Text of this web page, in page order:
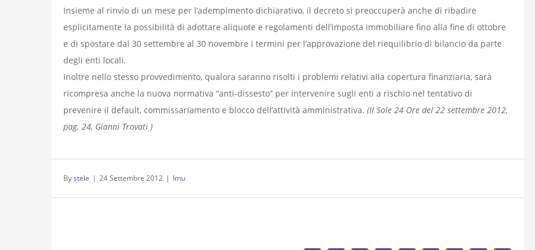
Insieme al rinvio di un mese per l’adempimento dichiarativo, il decreto si preoccuperà anche di ribadire
esplicitamente la possibilità di adottare aliquote e regolamenti dell’imposta immobiliare fino alla fine di ottobre
e di spostare dal 30 settembre al 30 novembre i termini per l’approvazione del riequilibrio di bilancio da parte
degli enti locali.
Inoltre nello stesso provvedimento, qualora saranno risolti i problemi relativi alla copertura finanziaria, sarà
ricompresa anche la nuova normativa “anti-dissesto” per intervenire sugli enti a rischio nel tentativo di
prevenire il default, commissariamento e blocco dell’attività amministrativa. (Il Sole 24 Ore del 22 settembre 2012,
pag. 24, Gianni Trovati )
Bystele | 24 Settembre 2012 | Imu